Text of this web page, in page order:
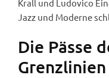
Krall und Ludovico
Jazz und Moderne
Die Pässe